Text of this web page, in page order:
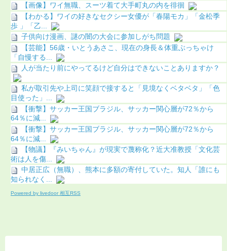
【画像】ワイ無職、スーツ着て大手町丸の内を徘徊
【わかる】ワイの好きなセクシー女優が「春陽モカ」「金松季
歩 」「乙...
子供向け漫画、謎の闇の大会に参加しがち問題
【芸能】56歳・いとうあさこ、現在の身長＆体重ぶっちゃけ
「自慢する...
人が当たり前にやってるけど自分はできないことありますか？
私が取引先や上司に笑顔で接すると「見境なくベタベタ」「色
目使った」...
【衝撃】サッカー王国ブラジル、サッカー関心層が72％から
64％に減...
【衝撃】サッカー王国ブラジル、サッカー関心層が72％から
64％に減...
【物議】『みいちゃん』が現実で蔑称化？近大准教授「文化芸
術は人を傷...
中居正広（無職）、熊本に多額の寄付していた。知人「誰にも
知られなく...
Powered by livedoor 相互RSS